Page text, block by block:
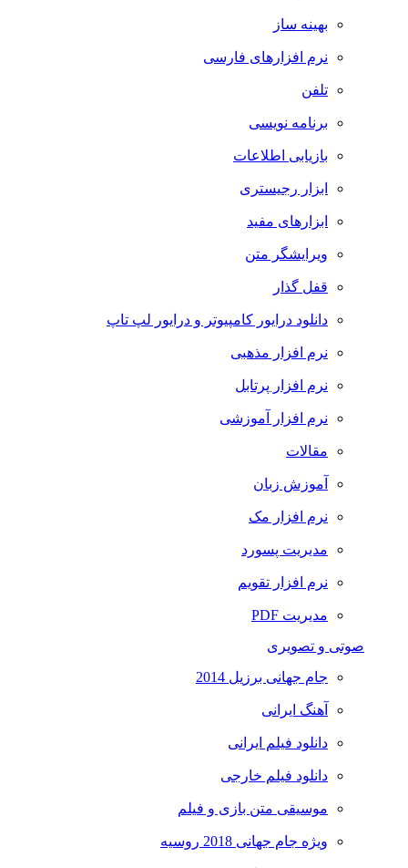
بهینه ساز
نرم افزارهای فارسی
تلفن
برنامه نویسی
بازیابی اطلاعات
ابزار رجیستری
ابزارهای مفید
ویرایشگر متن
قفل گذار
دانلود درایور کامپیوتر و درایور لپ تاپ
نرم افزار مذهبی
نرم افزار پرتابل
نرم افزار آموزشی
مقالات
آموزش زبان
نرم افزار مک
مدیریت پسورد
نرم افزار تقویم
مدیریت PDF
صوتی و تصویری
جام جهانی برزیل 2014
آهنگ ایرانی
دانلود فیلم ایرانی
دانلود فیلم خارجی
موسیقی متن بازی و فیلم
ویژه جام جهانی 2018 روسیه